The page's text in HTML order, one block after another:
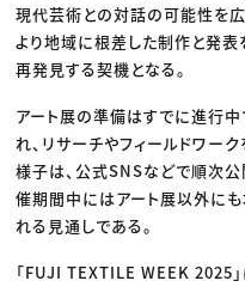
現代芸術との対話の可能性を広
より地域に根差した制作と発
再発見する契機となる。
アート展の準備はすでに進行中
れ、リサーチやフィールドワー
様子は、公式SNSなどで順次公
催期間中にはアート展以外に
れる見通しである。
「FUJI TEXTILE WEEK 2025